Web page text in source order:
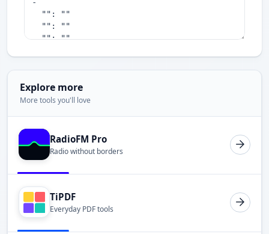
Explore more
More tools you'll love
RadioFM Pro
Radio without borders
TiPDF
Everyday PDF tools